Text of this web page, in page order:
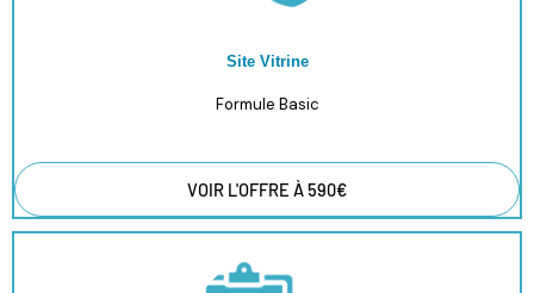
Site Vitrine
Formule Basic
VOIR L'OFFRE À 590€